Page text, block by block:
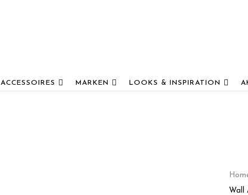
ACCESSOIRES MARKEN LOOKS & INSPIRATION
Wall